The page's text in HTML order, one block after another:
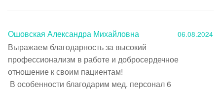
Ошовская Александра Михайловна 06.08.2024
Выражаем благодарность за высокий
профессионализм в работе и добросердечное
отношение к своим пациентам!